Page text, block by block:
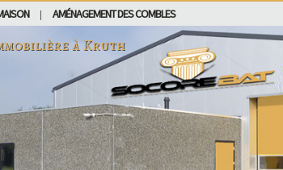
AMÉNAGEMENT DES COMBLES
àKruth